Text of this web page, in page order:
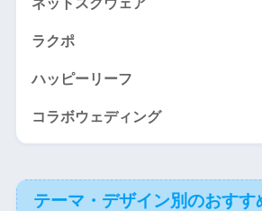
ネットスクウェア
ラクポ
ハッピーリーフ
コラボウェディング
テーマ・デザイン別のおすす